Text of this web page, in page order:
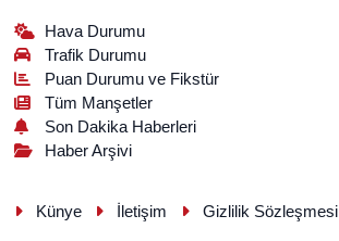
Hava Durumu
Trafik Durumu
Puan Durumu ve Fikstür
Tüm Manşetler
Son Dakika Haberleri
Haber Arşivi
Künye İletişim Gizlilik Sözleşmesi